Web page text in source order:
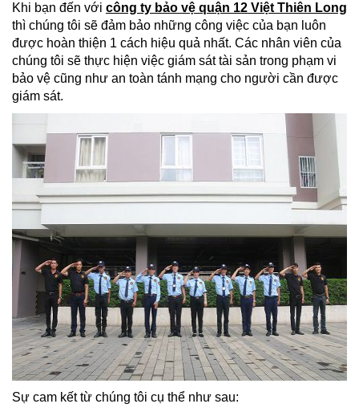
Khi bạn đến với công ty bảo vệ quận 12 Việt Thiên Long
thì chúng tôi sẽ đảm bảo những công việc của bạn luôn
được hoàn thiện 1 cách hiệu quả nhất. Các nhân viên của
chúng tôi sẽ thực hiện việc giám sát tài sản trong phạm vi
bảo vệ cũng như an toàn tánh mạng cho người cần được
giám sát.
Sự cam kết từ chúng tôi cụ thể như sau: